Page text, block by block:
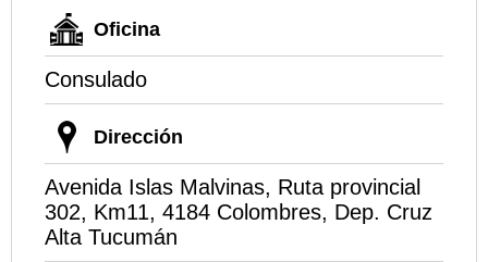
Oficina
Consulado
Dirección
Avenida Islas Malvinas, Ruta provincial
302, Km11, 4184 Colombres, Dep. Cruz
Alta Tucumán